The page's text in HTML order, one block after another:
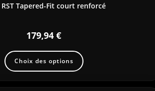
RST Tapered-Fit court renforcé
179,94 €
Choix des options